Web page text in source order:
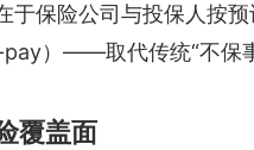
于保险公司与投保人按
）——取代传统“不保
覆盖面